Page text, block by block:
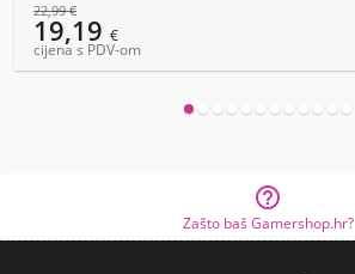
22,99€
19,19 €
cijena s PDV-om

Zašto baš Gamershop.hr?